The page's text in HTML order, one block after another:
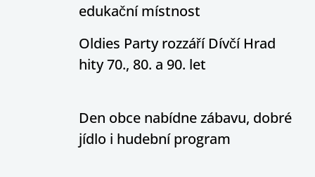
edukační místnost
Oldies Party rozzáří Dívčí Hrad
hity 70., 80. a 90. let
Den obce nabídne zábavu, dobré
jídlo i hudební program